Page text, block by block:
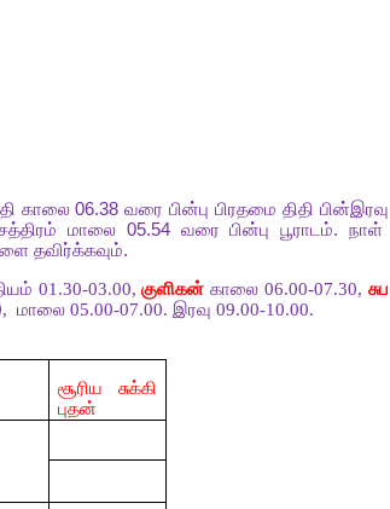
காலை06.38வரை பின்பு பிரதமை திதி பின்இரவு
மாலை05.54 வரை பின்பு பூராடம். நாள்
தவிர்க்கவும்.
01.30-03.00,குளிகன் காலை 06.00-07.30, சுப
மாலை 05.00-07.00. இரவு 09.00-10.00.
சூரிய சுக்கி
புதன்